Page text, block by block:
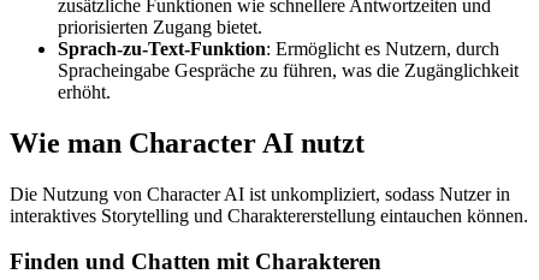
zusätzliche Funktionen wie schnellere Antwortzeiten und
priorisierten Zugang bietet.
Sprach-zu-Text-Funktion: Ermöglicht es Nutzern, durch
Spracheingabe Gespräche zu führen, was die Zugänglichkeit
erhöht.
Wie man Character AI nutzt
Die Nutzung von Character AI ist unkompliziert, sodass Nutzer in
interaktives Storytelling und Charaktererstellung eintauchen können.
Finden und Chatten mit Charakteren